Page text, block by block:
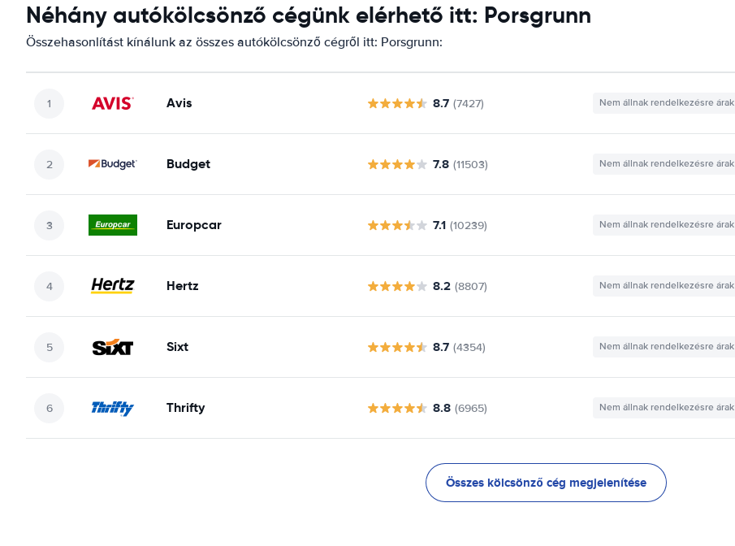
Néhány autókölcsönző cégünk elérhető itt: Porsgrunn
Összehasonlítást kínálunk az összes autókölcsönző cégről itt: Porsgrunn:
Avis 8.7 (7427) Nem állnak rendelkezésre árak
Budget 7.8 (11503) Nem állnak rendelkezésre árak
Europcar 7.1 (10239) Nem állnak rendelkezésre árak
Hertz 8.2 (8807) Nem állnak rendelkezésre árak
Sixt 8.7 (4354) Nem állnak rendelkezésre árak
Thrifty 8.8 (6965) Nem állnak rendelkezésre árak
Összes kölcsönző cég megjelenítése